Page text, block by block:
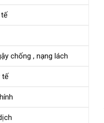
chống , nạng lách
tế